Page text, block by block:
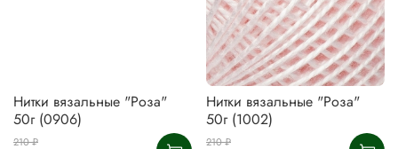
Нитки вязальные "Роза"
50г (0906)
210 ₽
Нитки вязальные "Роза"
50г (1002)
210 ₽